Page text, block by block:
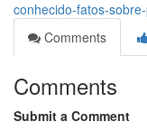
conhecido-fatos-
Comments
Comments
Submit a Comment